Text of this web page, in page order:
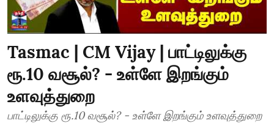
Tasmac | CM Vijay | பாட்டிலுக்கு
ரூ.10 வசூல்? - உள்ளே இறங்கும்
உளவுத்துறை
பாட்டிலுக்கு ரூ.10 வசூல்? - உள்ளே இறங்கும் உளவுத்துறை